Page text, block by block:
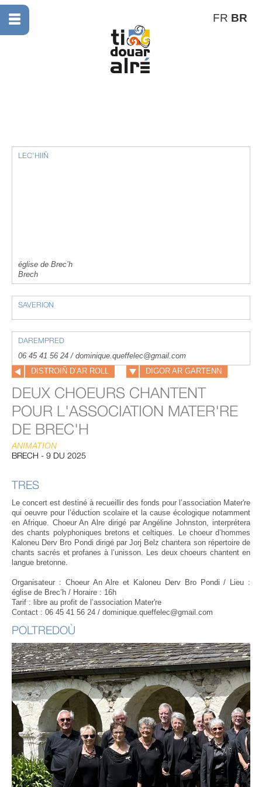
FR BR
LEC'HIIÑ
église de Brec’h
Brech
SAVERION
DAREMPRED
06 45 41 56 24 / dominique.queffelec@gmail.com
DISTROIÑ D’AR ROLL
DIGOR AR GARTENN
DEUX CHOEURS CHANTENT
POUR L'ASSOCIATION MATER'RE
DE BREC'H
ANIMATION
BRECH - 9 DU 2025
TRES
Le concert est destiné à recueillir des fonds pour l’association Mater're
qui oeuvre pour l’éduction scolaire et la cause écologique notamment
en Afrique. Choeur An Alre dirigé par Angéline Johnston, interprétera
des chants polyphoniques bretons et celtiques. Le choeur d’hommes
Kaloneu Derv Bro Pondi dirigé par Jorj Belz chantera son répertoire de
chants sacrés et profanes à l’unisson. Les deux choeurs chantent en
langue bretonne.
Organisateur : Choeur An Alre et Kaloneu Derv Bro Pondi / Lieu :
église de Brec’h / Horaire : 16h
Tarif : libre au profit de l’association Mater're
Contact : 06 45 41 56 24 / dominique.queffelec@gmail.com
POLTREDOÙ